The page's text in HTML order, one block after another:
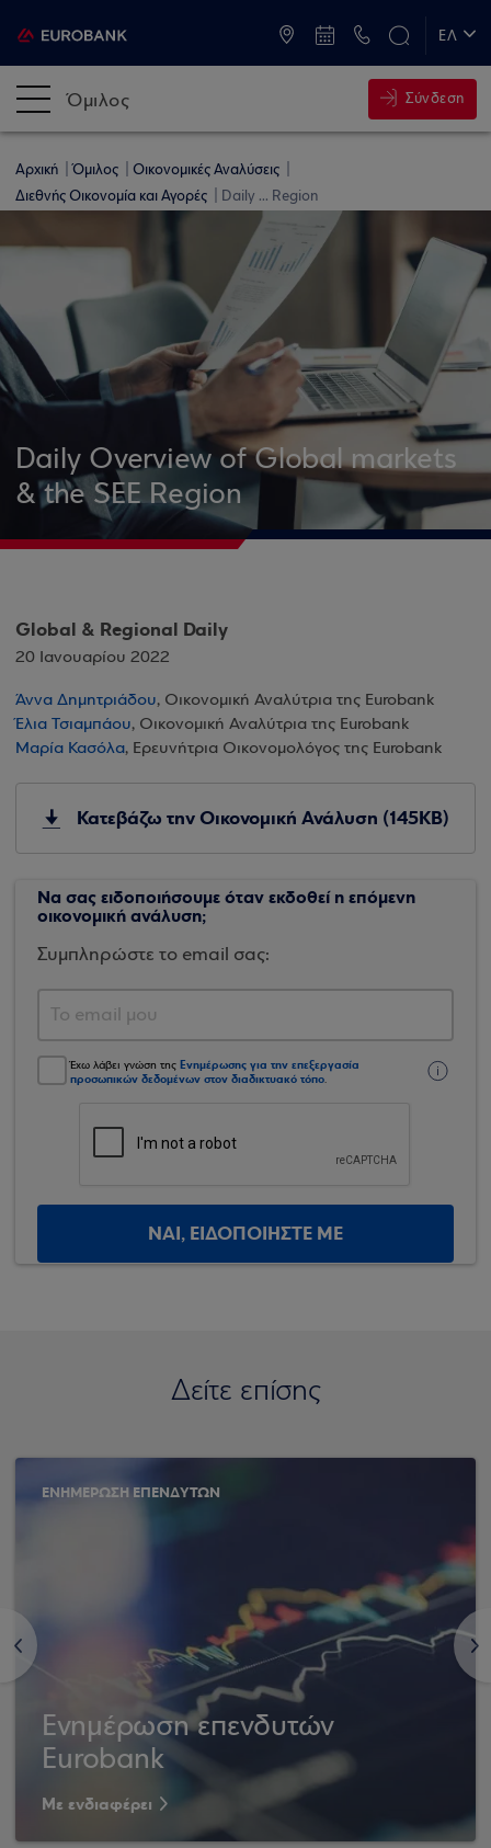
ΕΛ
Όμιλος Σύνδεση
Αρχική Όμιλος
Οικονομικές Αναλύσεις
Διεθνής Οικονομία και Αγορές
Daily ... Region
Daily Overview of Global markets
& the SEE Region
Global & Regional Daily
20 Ιανουαρίου 2022
Άννα Δημητριάδου, Οικονομική Αναλύτρια της Eurobank
Έλια Τσιαμπάου, Οικονομική Αναλύτρια της Eurobank
Μαρία Κασόλα, Ερευνήτρια Οικονομολόγος της Eurobank
Κατεβάζω την Οικονομική Ανάλυση (145KB)
Να σας ειδοποιήσουμε όταν εκδοθεί η επόμενη
οικονομική ανάλυση;
Συμπληρώστε το email σας:
Έχω λάβει γνώση της Ενημέρωσης για την επεξεργασία
προσωπικών δεδομένων στον διαδικτυακό τόπο.
ΝΑΙ, ΕΙΔΟΠΟΙΗΣΤΕ ΜΕ
Δείτε επίσης
<
ΕΝΗΜΕΡΩΣΗ ΕΠΕΝΔΥΤΩΝ
Ενημέρωση επενδυτών
Eurobank
Με ενδιαφέρει
>